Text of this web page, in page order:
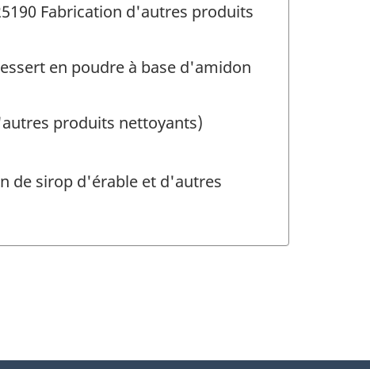
Fabrication d'autres produits
en poudre à base d'amidon
produits nettoyants)
de sirop d'érable et d'autres